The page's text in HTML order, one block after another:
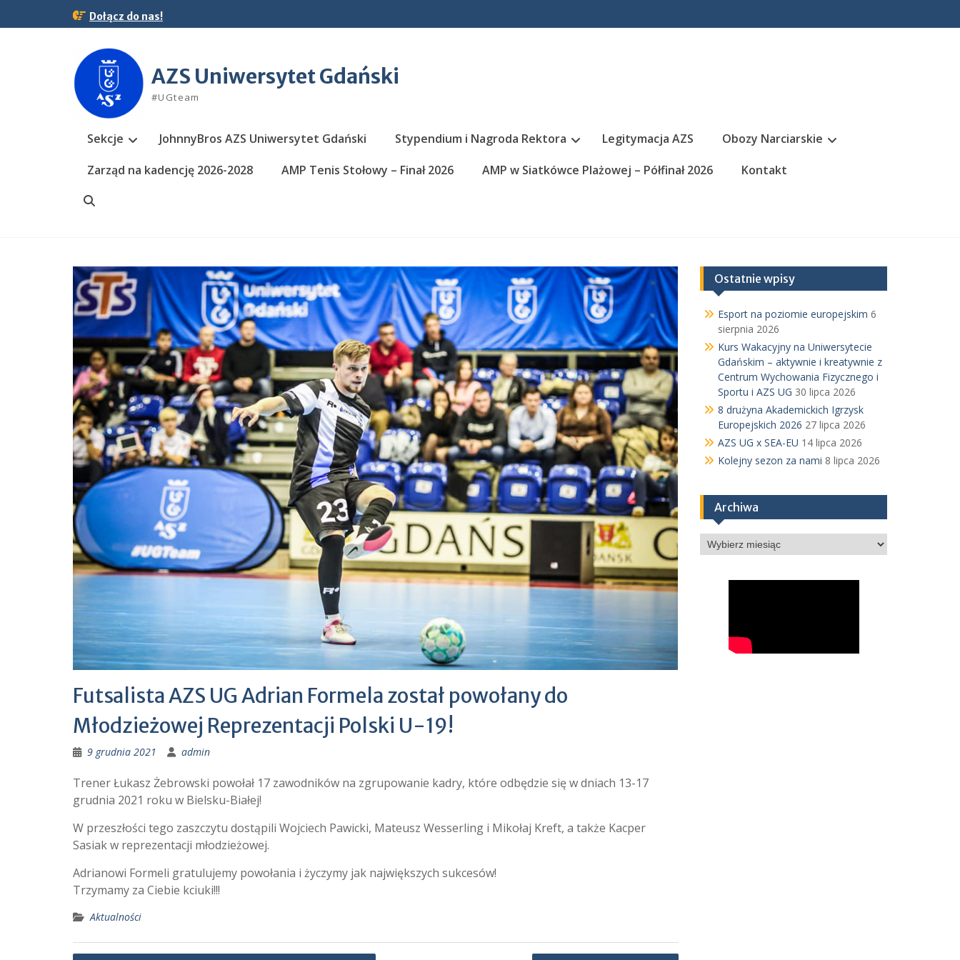
Dołącz do nas!
AZS Uniwersytet Gdański
#UGteam
Sekcje JohnnyBros AZS Uniwersytet Gdański Stypendium i Nagroda Rektora Legitymacja AZS
Obozy Narciarskie
Zarząd na kadencję 2026-2028
AMP Tenis Stołowy – Finał 2026 AMP w Siatkówce Plażowej – Półfinał 2026 Kontakt
Futsalista AZS UG Adrian Formela został powołany do
Młodzieżowej Reprezentacji Polski U-19!
9 grudnia 2021 admin
Trener Łukasz Żebrowski powołał 17 zawodników na zgrupowanie kadry, które odbędzie się w dniach 13-17
grudnia 2021 roku w Bielsku-Białej!
W przeszłości tego zaszczytu dostąpili Wojciech Pawicki, Mateusz Wesserling i Mikołaj Kreft, a także Kacper
Sasiak w reprezentacji młodzieżowej.
Adrianowi Formeli gratulujemy powołania i życzymy jak największych sukcesów!
Trzymamy za Ciebie kciuki!!!
Aktualności
Ostatnie wpisy
Esport na poziomie europejskim 6
sierpnia 2026
Kurs Wakacyjny na Uniwersytecie
Gdańskim – aktywnie i kreatywnie z
Centrum Wychowania Fizycznego i
Sportu i AZS UG 30 lipca 2026
8 drużyna Akademickich Igrzysk
Europejskich 2026 27 lipca 2026
AZS UG x SEA-EU 14 lipca 2026
Kolejny sezon za nami 8 lipca 2026
Archiwa
Archiwa